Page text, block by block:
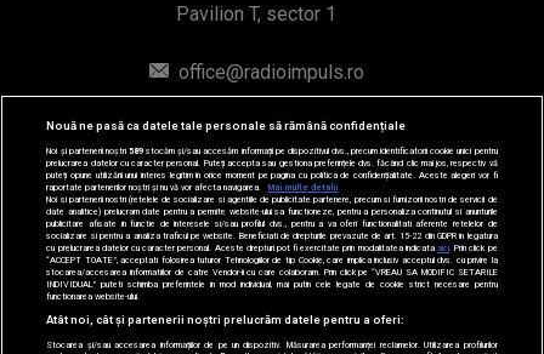
Pavilion T, sector 1
office@radioimpuls.ro
LIVE : 0754-222.999
WhatsApp: 0754-222.999
Nouă ne pasă ca datele tale personale să rămână confidențiale
Noi și partenerii noștri589stocăm și/sau accesăm informații pe dispozitivul dvs., precum identificatorii cookie unici pentru
prelucrarea datelor cu caracter personal. Puteți accepta sau gestiona preferințele dvs. făcând clic mai jos, respectiv vă
puteți opune utilizării unui interes legitim în orice moment pe pagina cu politica de confidențialitate. Aceste alegeri vor fi
raportate partenerilor noștri și nu vă vor afecta navigarea.
Mai multe detalii
Noi si partenerii nostri (retelele de socializare si agentiile de publicitate partenere, precum si furnizorii nostri de servicii de
date analitice) prelucram date pentru a permite website-ului sa functioneze, pentru a personaliza continutul si anunturile
publicitare afisate in functie de interesele si/sau profilul dvs., pentru a va oferi functionalitati aferente retelelor de
socializare si pentru a analiza traficul pe website. Beneficiati de drepturile prevazute de art. 15-22 din GDPR in legatura
cu prelucrarea datelor cu caracter personal. Aceste drepturi pot fi exercitate prin modalitatea indicataaici . Prin click pe
“ACCEPT TOATE”, acceptati folosirea tuturor Tehnologiilor de tip Cookie, care implica inclusiv acceptul dvs. cu privire la
stocarea/accesarea informatiilor de catre Vendor-ii cu care colaboram. Prin click pe “VREAU SA MODIFIC SETARILE
INDIVIDUAL” puteti schimba preferintele in mod individual, mai putin cele legate de cookie strict necesare pentru
functionarea website-ului.
Atât noi, cât și partenerii noștri prelucrăm datele pentru a oferi:
Stocarea și/sau accesarea informațiilor de pe un dispozitiv. Măsurarea performanței reclamelor. Utilizarea profilurilor